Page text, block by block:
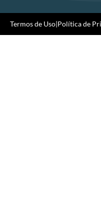
Termos de Uso|Política de